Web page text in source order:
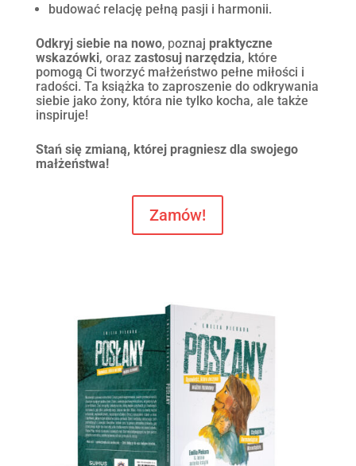
budować relację pełną pasji i harmonii.
Odkryj siebie na nowo, poznaj praktyczne
wskazówki, oraz zastosuj narzędzia, które
pomogą Ci tworzyć małżeństwo pełne miłości i
radości. Ta książka to zaproszenie do odkrywania
siebie jako żony, która nie tylko kocha, ale także
inspiruje!
Stań się zmianą, której pragniesz dla swojego
małżeństwa!
Zamów!